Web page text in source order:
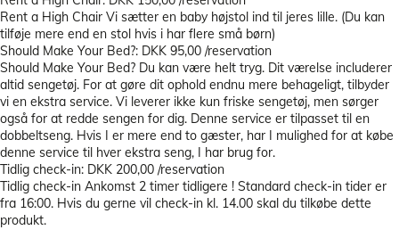
Rent a High Chair Vi sætter en baby højstol ind til jeres lille. (Du kan
tilføje mere end en stol hvis i har flere små børn)
Should Make Your Bed?: DKK 95,00 /reservation
Should Make Your Bed? Du kan være helt tryg. Dit værelse includerer
altid sengetøj. For at gøre dit ophold endnu mere behageligt, tilbyder
vi en ekstra service. Vi leverer ikke kun friske sengetøj, men sørger
også for at redde sengen for dig. Denne service er tilpasset til en
dobbeltseng. Hvis I er mere end to gæster, har I mulighed for at købe
denne service til hver ekstra seng, I har brug for.
Tidlig check-in: DKK 200,00 /reservation
Tidlig check-in Ankomst 2 timer tidligere ! Standard check-in tider er
fra 16:00. Hvis du gerne vil check-in kl. 14.00 skal du tilkøbe dette
produkt.